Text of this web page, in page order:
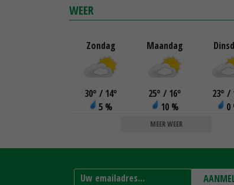
WEER
Zondag
30° / 14°
5 %
Maandag
25° / 16°
10 %
23° /
0
MEER WEER